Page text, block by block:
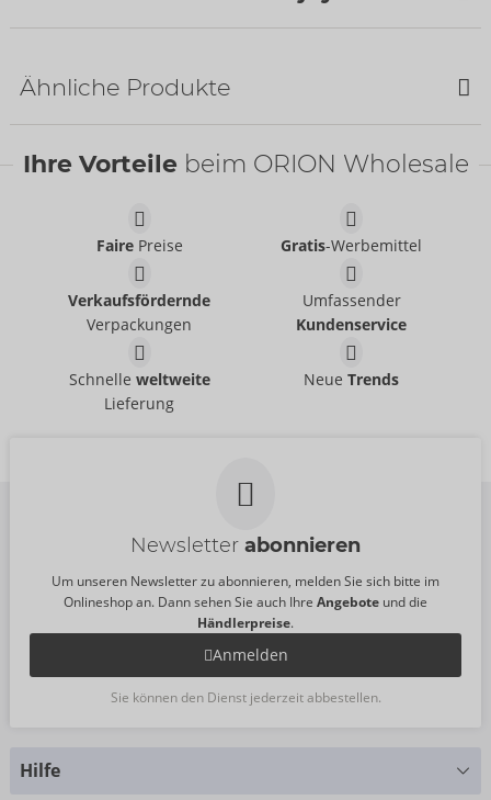
Pants
49,95 €
Pants
Svenjoyment- ORION Brand
Svenjoyment- ORION Brand
21621301701
44,95 €
Ähnliche Produkte
Pants
- ORION Brand
Pants
Ihre Vorteile beim ORION Wholesale
FairePreise Gratis-Werbemittel
Verkaufsfördernde
Verpackungen
Umfassender
Kundenservice
Schnelle weltweite
Lieferung
NeueTrends
Newsletter abonnieren
Um unseren Newsletter zu abonnieren, melden Sie sich bitte im
Onlineshop an. Dann sehen Sie auch Ihre Angebote und die
Händlerpreise.
Anmelden
Sie können den Dienst jederzeit abbestellen.
Hilfe